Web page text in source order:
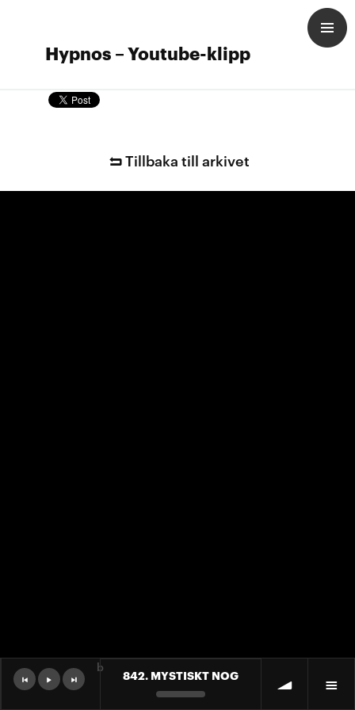
Hypnos – Youtube-klipp
Tillbaka till arkivet
842. MYSTISKT NOG
b